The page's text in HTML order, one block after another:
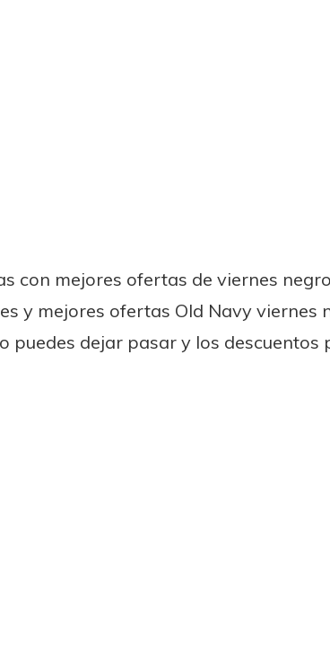
con mejores ofertas de viernes
y mejores ofertas Old Navy viernes
puedes dejar pasar y los descuentos